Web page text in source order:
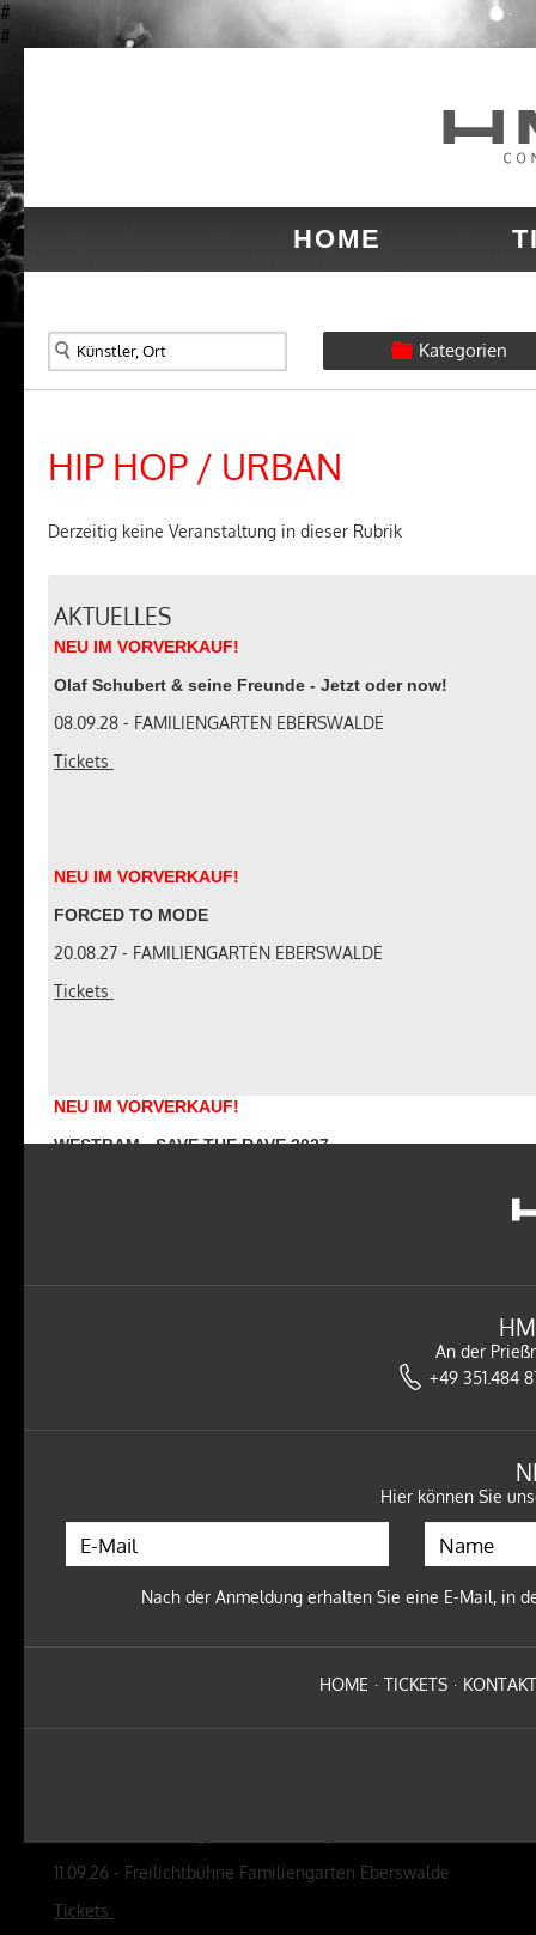
#
#
HOME
Kategorien
HIP HOP / URBAN
Derzeitig keine Veranstaltung in dieser Rubrik
AKTUELLES
NEU IM VORVERKAUF!
Olaf Schubert & seine Freunde - Jetzt oder now!
08.09.28 - FAMILIENGARTEN EBERSWALDE
Tickets
NEU IM VORVERKAUF!
FORCED TO MODE
20.08.27 - FAMILIENGARTEN EBERSWALDE
Tickets
NEU IM VORVERKAUF!
WESTBAM - SAVE THE RAVE 2027
NEU IM VORVERKAUF!
KUPFERGOLD - BOSS BITCH BARMAID TOUR 2027
11.09.26 - Freilichtbühne Familiengarten Eberswalde
Tickets
An der
+49 351.484
Hier können Sie
Nach der Anmeldung erhalten Sie eine E-Mail, in
HOME TICKETS KONTAKT